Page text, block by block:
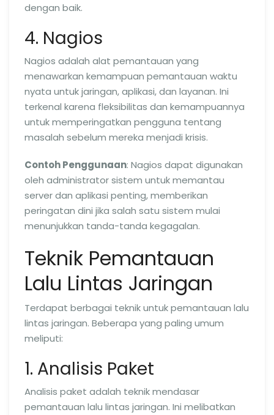
dengan baik.
4. Nagios
Nagios adalah alat pemantauan yang
menawarkan kemampuan pemantauan waktu
nyata untuk jaringan, aplikasi, dan layanan. Ini
terkenal karena fleksibilitas dan kemampuannya
untuk memperingatkan pengguna tentang
masalah sebelum mereka menjadi krisis.
Contoh Penggunaan: Nagios dapat digunakan
oleh administrator sistem untuk memantau
server dan aplikasi penting, memberikan
peringatan dini jika salah satu sistem mulai
menunjukkan tanda-tanda kegagalan.
Teknik Pemantauan
Lalu Lintas Jaringan
Terdapat berbagai teknik untuk pemantauan lalu
lintas jaringan. Beberapa yang paling umum
meliputi:
1. Analisis Paket
Analisis paket adalah teknik mendasar
pemantauan lalu lintas jaringan. Ini melibatkan